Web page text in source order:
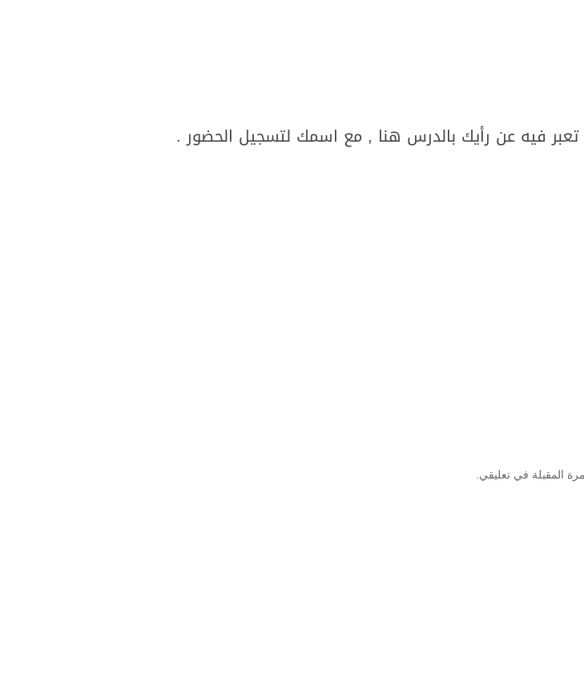
فيه عن رأيك بالدرس هنا , مع اسمك لتسجيل الحضور .
المقبلة في تعليقي.